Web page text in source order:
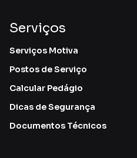
Serviços
Serviços Motiva
Postos de Serviço
Calcular Pedágio
Dicas de Segurança
Documentos Técnicos